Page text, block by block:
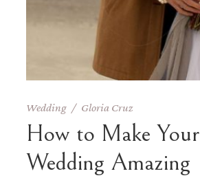
Wedding Gloria Cruz
How to Make Your
Wedding Amazing